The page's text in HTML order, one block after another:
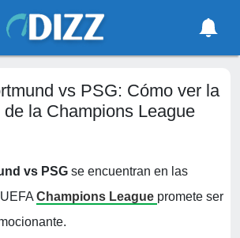
vs PSG: Cómo ver la
la Champions League
vs PSG se encuentran en las
Champions League promete ser